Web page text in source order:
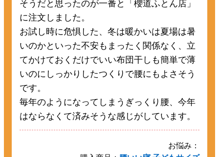
に注文しました。
お試し時に危惧した、冬は暖かいは夏場は暑
いのかといった不安もまったく関係なく、立
てかけておくだけでいい布団干しも簡単で薄
いのにしっかりしたつくりで腰にもよさそう
です。
毎年のようになってしまうぎっくり腰、今年
はならなくて済みそうな感じがしています。
お悩み：